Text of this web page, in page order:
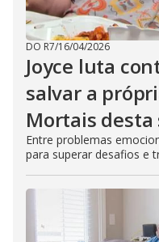
DO R7/16/04/2026
Joyce luta
salvar a
Mortais desta
Entre problemas
para superar desafios e